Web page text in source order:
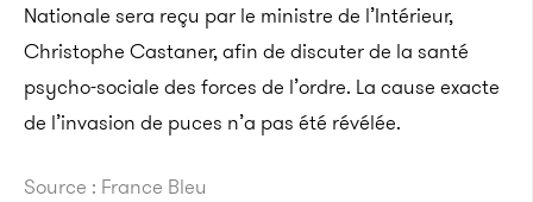
Nationale sera reçu par le ministre de l’Intérieur,
Christophe Castaner, afin de discuter de la santé
psycho-sociale des forces de l’ordre. La cause exacte
de l’invasion de puces n’a pas été révélée.
Source : France Bleu